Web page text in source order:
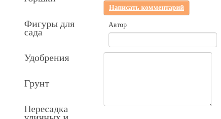
Фигуры для
сада
Удобрения
Грунт
Пересадка
Написать комментарий
Автор